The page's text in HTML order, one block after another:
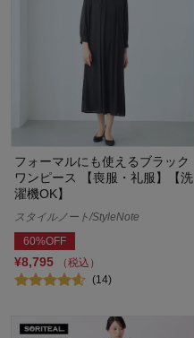
フォーマルにも使えるブラック
ワンピース 【喪服・礼服】【洗
濯機OK】
スタイルノート/StyleNote
60%OFF
¥8,795
（税込）
(14)